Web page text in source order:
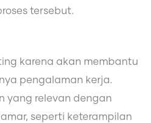
tersebut.
karena akan membantu
pengalaman kerja.
yang relevan dengan
seperti keterampilan